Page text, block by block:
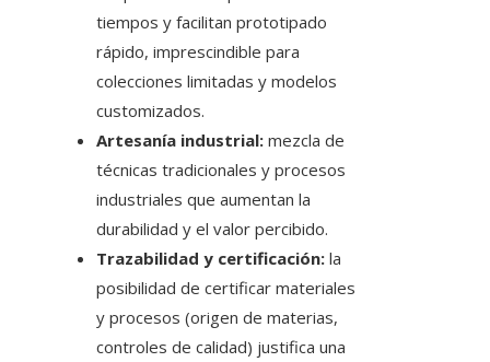
tiempos y facilitan prototipado
rápido, imprescindible para
colecciones limitadas y modelos
customizados.
Artesanía industrial: mezcla de
técnicas tradicionales y procesos
industriales que aumentan la
durabilidad y el valor percibido.
Trazabilidad y certificación: la
posibilidad de certificar materiales
y procesos (origen de materias,
controles de calidad) justifica una